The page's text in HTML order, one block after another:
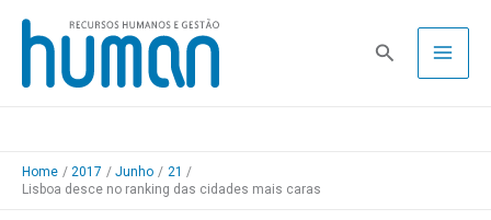
Skip
content
Pesquisa
Home 2017 Junho
21
Lisboa desce no ranking das cidades mais caras